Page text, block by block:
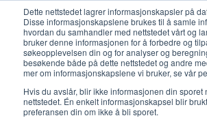
Dette nettstedet lagrer informasjonskapsler på
Disse informasjonskapslene brukes til å samle
hvordan du samhandler med nettstedet vårt og
bruker denne informasjonen for å forbedre og
søkeopplevelsen din og for analyser og
besøkende både på dette nettstedet og andre
mer om informasjonskapslene vi bruker, se vår
Hvis du avslår, blir ikke informasjonen din sporet
nettstedet. Én enkelt informasjonskapsel blir
preferansen din om ikke å bli sporet.
Energikalenderen -
Energibransjens